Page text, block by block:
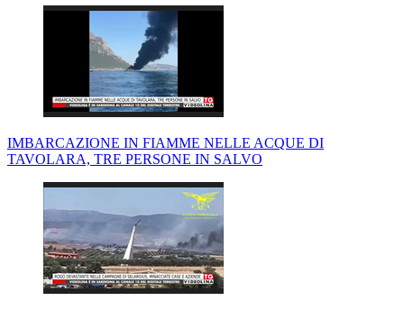
IMBARCAZIONE IN FIAMME NELLE ACQUE DI
TAVOLARA, TRE PERSONE IN SALVO